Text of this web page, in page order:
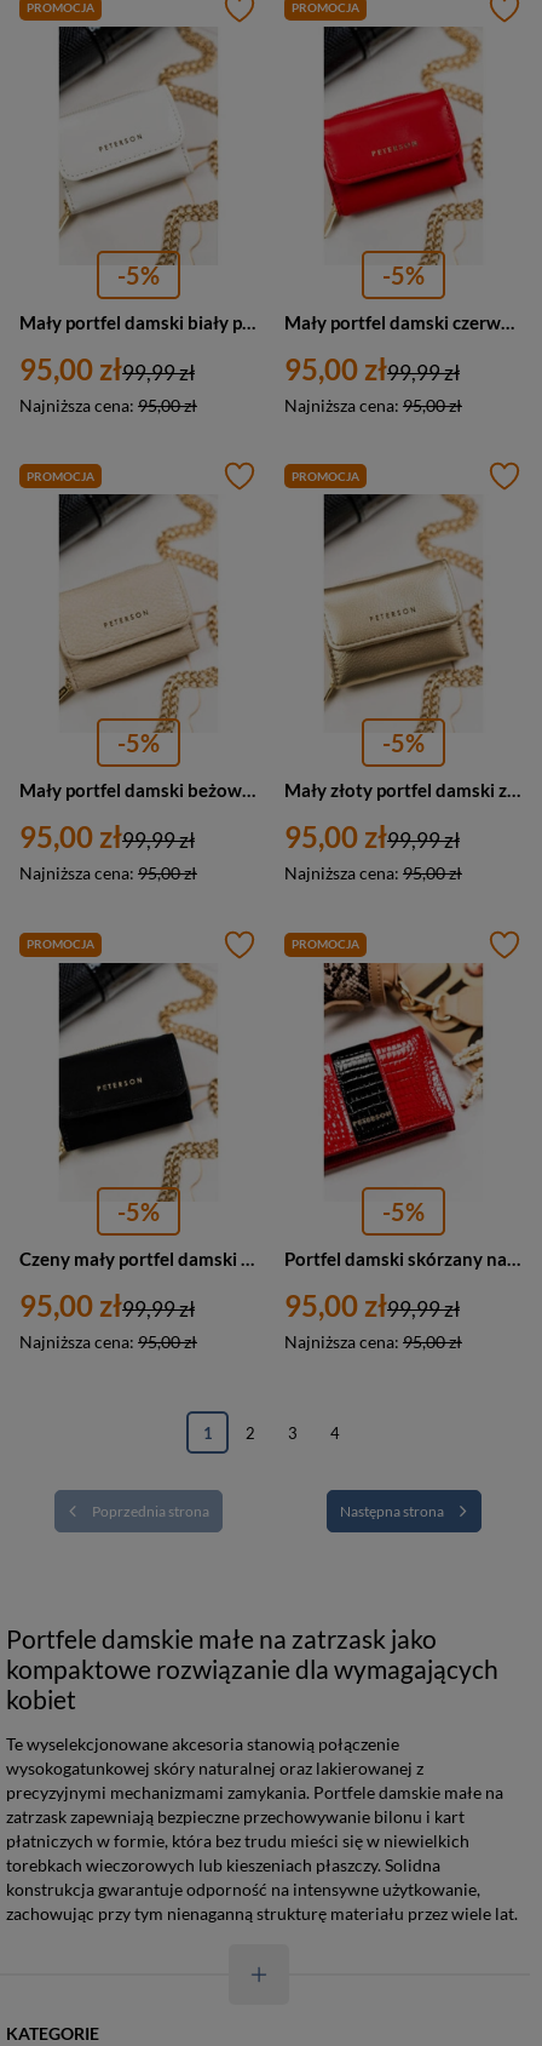
PROMOCJA
-5%
95,00 zł
Najniższa cena: 95,00 zł
99,99 zł
PROMOCJA
-5%
95,00 zł
Najniższa cena: 95,00 zł
99,99 zł
PROMOCJA
-5%
Mały portfel damski beżowy portmonetka RFID - Peterson 011-WEI-PUS
95,00 zł
Najniższa cena: 95,00 zł
99,99 zł
PROMOCJA
-5%
Mały złoty portfel damski z zatrzaskiem - Peterson 011-WEI-PUS
95,00 zł
Najniższa cena: 95,00 zł
99,99 zł
PROMOCJA
-5%
95,00 zł
Najniższa cena: 95,00 zł
99,99 zł
PROMOCJA
-5%
95,00 zł
Najniższa cena: 95,00 zł
99,99 zł
Poprzednia strona
1 2 3 4
Następna strona
Portfele damskie małe na zatrzask jako
kompaktowe rozwiązanie dla wymagających
kobiet
Te wyselekcjonowane akcesoria stanowią połączenie
wysokogatunkowej skóry naturalnej oraz lakierowanej z
precyzyjnymi mechanizmami zamykania. Portfele damskie małe na
zatrzask zapewniają bezpieczne przechowywanie bilonu i kart
płatniczych w formie, która bez trudu mieści się w niewielkich
torebkach wieczorowych lub kieszeniach płaszczy. Solidna
konstrukcja gwarantuje odporność na intensywne użytkowanie,
zachowując przy tym nienaganną strukturę materiału przez wiele lat.
KATEGORIE